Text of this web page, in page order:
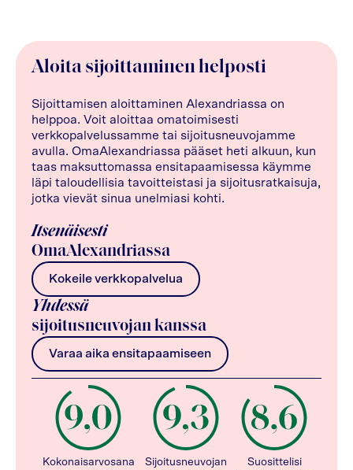
Aloita sijoittaminen helposti
Sijoittamisen aloittaminen Alexandriassa on
helppoa. Voit aloittaa omatoimisesti
verkkopalvelussamme tai sijoitusneuvojamme
avulla. OmaAlexandriassa pääset heti alkuun, kun
taas maksuttomassa ensitapaamisessa käymme
läpi taloudellisia tavoitteistasi ja sijoitusratkaisuja,
jotka vievät sinua unelmiasi kohti.
Itsenäisesti
OmaAlexandriassa
Kokeile verkkopalvelua
Yhdessä
sijoitusneuvojan kanssa
Varaa aika ensitapaamiseen
Kokonaisarvosana
Sijoitusneuvojan
Suosittelisi